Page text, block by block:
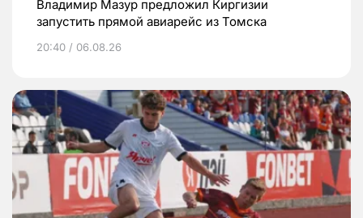
Владимир Мазур предложил Киргизии
запустить прямой авиарейс из Томска
20:40 / 06.08.26